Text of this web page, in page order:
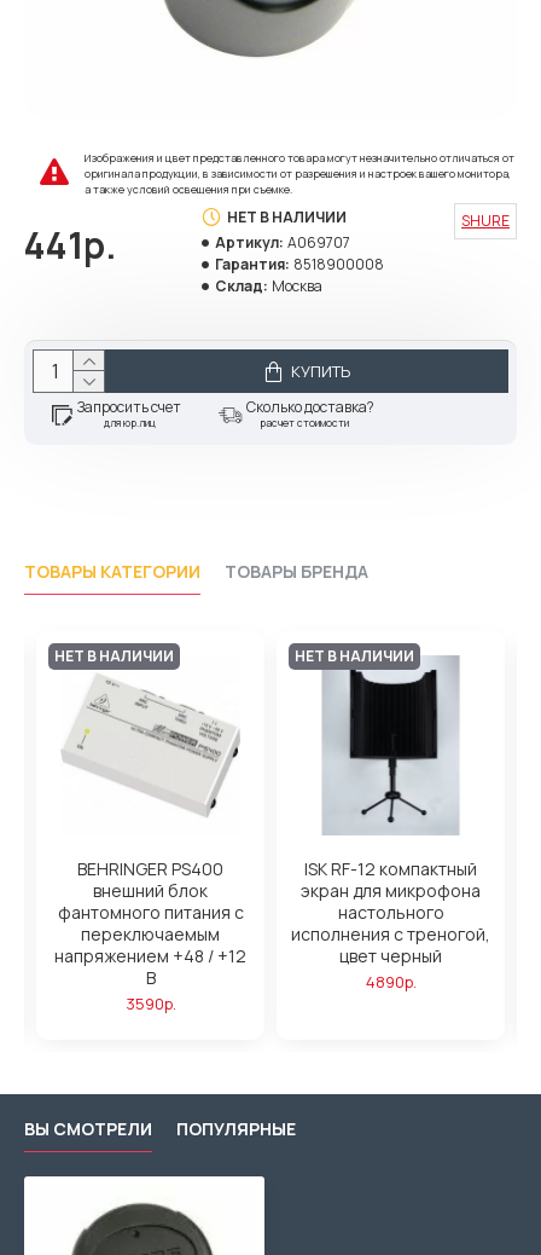
Изображения и цвет представленного товара могут незначительно отличаться от
оригинала продукции, в зависимости от разрешения и настроек вашего монитора,
а также условий освещения при съемке.
441р.
НЕТ В НАЛИЧИИ
Артикул: A069707
Гарантия: 8518900008
Склад: Москва
SHURE
КУПИТЬ
Запросить счет
для юр.лиц
Сколько доставка?
расчет стоимости
ТОВАРЫ КАТЕГОРИИ ТОВАРЫ БРЕНДА
НЕТ В НАЛИЧИИ
BEHRINGER PS400
внешний блок
фантомного питания с
переключаемым
напряжением +48 / +12
В
3590р.
НЕТ В НАЛИЧИИ
ISK RF-12 компактный
экран для микрофона
настольного
исполнения с треногой,
цвет черный
4890р.
ВЫ СМОТРЕЛИ ПОПУЛЯРНЫЕ